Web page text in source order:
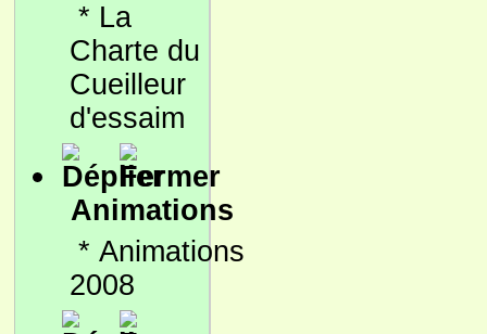
* La
Charte du
Cueilleur
d'essaim
Animations
* Animations
2008